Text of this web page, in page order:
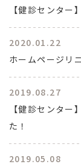
【健診センター
2020.01.22
ホームページリ
2019.08.27
【健診センタ
た！
2019.05.08